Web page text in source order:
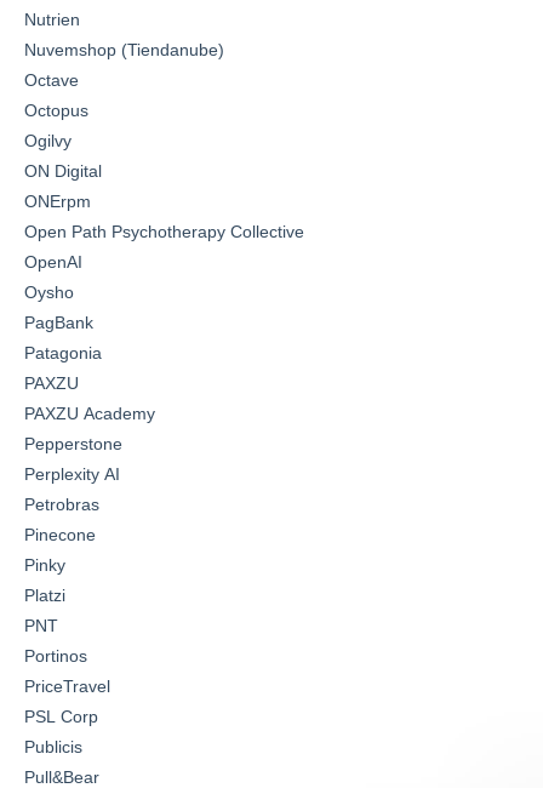
Nutrien
Nuvemshop (Tiendanube)
Octave
Octopus
Ogilvy
ON Digital
ONErpm
Open Path Psychotherapy Collective
OpenAI
Oysho
PagBank
Patagonia
PAXZU
PAXZU Academy
Pepperstone
Perplexity AI
Petrobras
Pinecone
Pinky
Platzi
PNT
Portinos
PriceTravel
PSL Corp
Publicis
Pull&Bear